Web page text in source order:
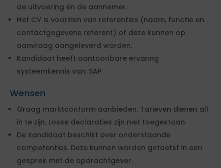
de uitvoering én de aannemer.
Het CV is voorzien van referenties (naam, functie en
contactgegevens referent) of deze kunnen op
aanvraag aangeleverd worden.
Kandidaat heeft aantoonbare ervaring
systeemkennis van: SAP
Wensen
Graag marktconform aanbieden. Tarieven dienen all
in te zijn. Losse declaraties zijn niet toegestaan
De kandidaat beschikt over onderstaande
competenties. Deze kunnen worden getoetst in een
gesprek met de opdrachtgever.